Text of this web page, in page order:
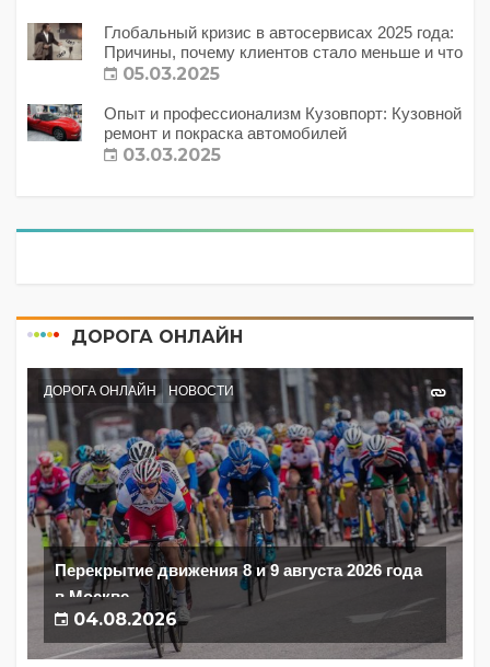
Глобальный кризис в автосервисах 2025 года:
Причины, почему клиентов стало меньше и что
с этим делать?
05.03.2025
Опыт и профессионализм Кузовпорт: Кузовной
ремонт и покраска автомобилей
03.03.2025
ДОРОГА ОНЛАЙН
ДОРОГА ОНЛАЙН НОВОСТИ
Перекрытие движения 8 и 9 августа 2026 года
в Москве
04.08.2026